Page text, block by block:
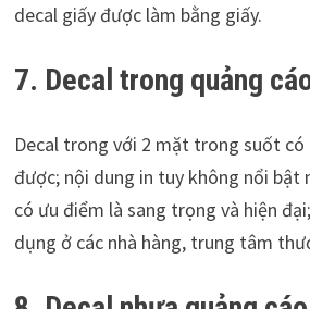
decal giấy được làm bằng giấy.
7. Decal trong quảng
Decal trong với 2 mặt trong suốt có
được; nội dung in tuy không nổi bật
có ưu điểm là sang trọng và hiện
dụng ở các nhà hàng, trung tâm